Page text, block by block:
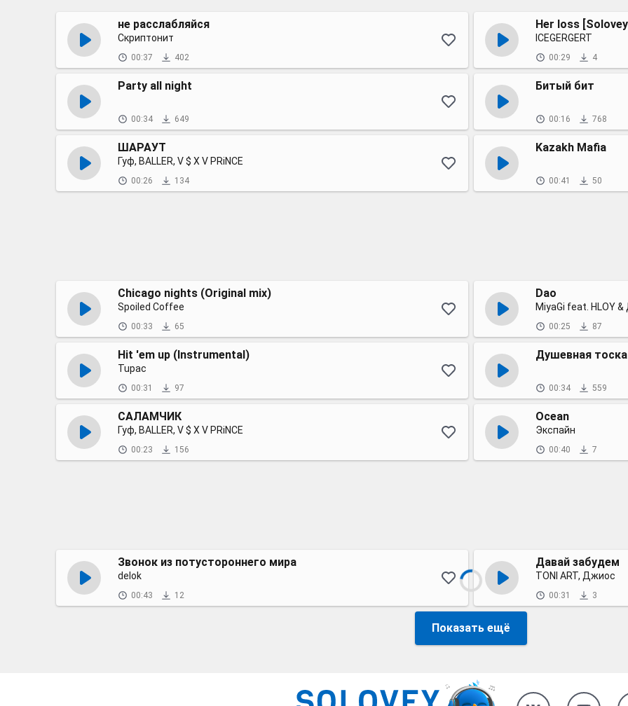
не расслабляйся
Скриптонит
00:37 402
Her loss
ICEGERGERT
00:29 4
Party all night
00:34 649
Битый бит
00:16 768
ШАРАУТ
Гуф, BALLER, V $ X V PRiNCE
00:26 134
Kazakh Mafia
00:41 50
Chicago nights (Original mix)
Spoiled Coffee
00:33 65
Dao
MiyaGi feat. HLOY
00:25 87
Hit 'em up (Instrumental)
Tupac
00:31 97
Душевная тоска
00:34 559
САЛАМЧИК
Гуф, BALLER, V $ X V PRiNCE
00:23 156
Ocean
Экспайн
00:40 7
Звонок из потустороннего мира
delok
00:43 12
Давай забудем
TONI ART, Джиос
00:31 3
Показать ещё